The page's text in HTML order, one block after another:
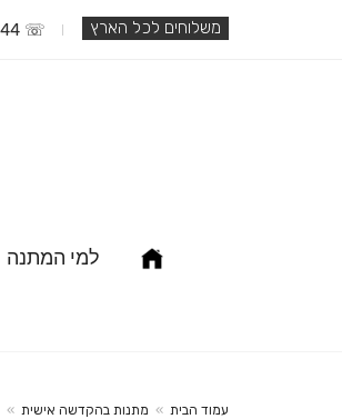
משלוחים לכל הארץ ☏ 052-4411144
למי המתנה
עמוד הבית » מתנות בהקדשה אישית »